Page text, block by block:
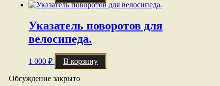
Указатель поворотов для
велосипеда.
1 000 ₽ В корзину
Обсуждение закрыто